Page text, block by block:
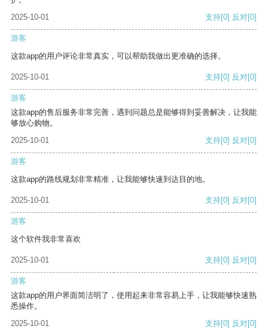
2025-10-01
支持[0] 反对[0]
游客
这款app的用户评论非常真实，可以帮助我做出更准确的选择。
2025-10-01 支持[0] 反对[0]
游客
这款app的售后服务非常完善，遇到问题总是能够得到妥善解决，让我能
够放心购物。
2025-10-01
支持[0] 反对[0]
游客
这款app的路线规划非常精准，让我能够快速到达目的地。
2025-10-01 支持[0] 反对[0]
游客
这个软件我非常喜欢
2025-10-01 支持[0] 反对[0]
游客
这款app的用户界面简洁明了，使用起来非常容易上手，让我能够快速熟
悉操作。
2025-10-01
支持[0] 反对[0]